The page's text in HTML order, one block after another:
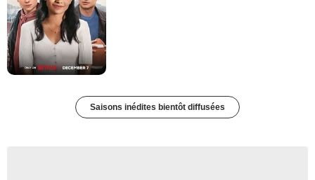
Saisons inédites bientôt diffusées